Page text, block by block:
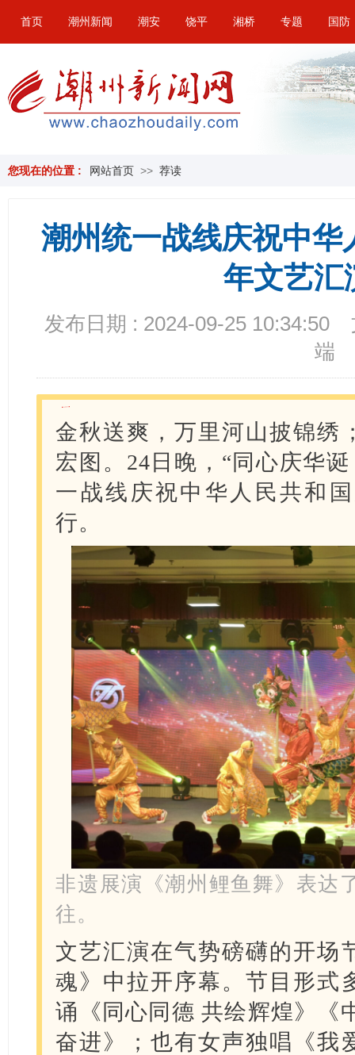
首页 潮州新闻 潮安 饶平 湘桥 专题 国防
您现在的位置 : 网站首页 >> 荐读
潮州统一战线庆祝中华
年文艺汇
发布日期 : 2024-09-25 10:34:50
端
金秋送爽，万里河山披锦绣
宏图。24日晚，“同心庆华
一战线庆祝中华人民共和
行。
非遗展演《潮州鲤鱼舞》表达
往。
文艺汇演在气势磅礴的开场
魂》中拉开序幕。节目形式
诵《同心同德 共绘辉煌》《
奋进》；也有女声独唱《我